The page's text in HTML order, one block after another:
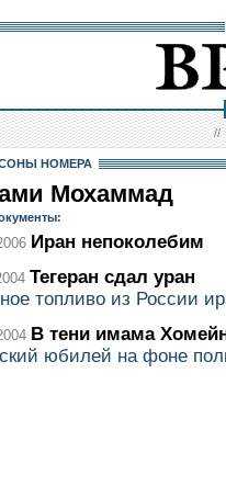
//
НОМЕРА
Мохаммад
Иран непоколебим
Тегеран сдал уран
топливо из России
В тени имама
юбилей на фоне